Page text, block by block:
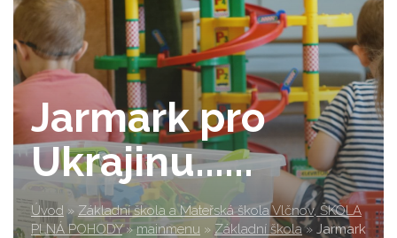
Jarmark pro
Ukrajinu......
Úvod » Základní škola a Mateřská škola Vlčnov, ŠKOLA
PLNÁ POHODY » mainmenu » Základní škola » Jarmark